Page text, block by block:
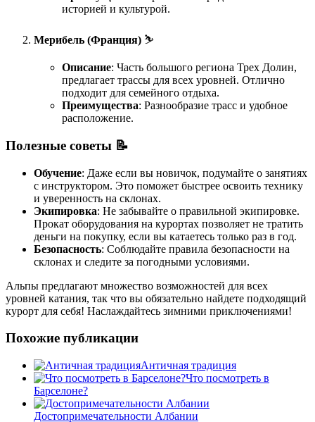
историей и культурой.
Мерибель (Франция) ⛷️
Описание: Часть большого региона Трех Долин,
предлагает трассы для всех уровней. Отлично
подходит для семейного отдыха.
Преимущества: Разнообразие трасс и удобное
расположение.
Полезные советы 📝
Обучение: Даже если вы новичок, подумайте о занятиях
с инструктором. Это поможет быстрее освоить технику
и уверенность на склонах.
Экипировка: Не забывайте о правильной экипировке.
Прокат оборудования на курортах позволяет не тратить
деньги на покупку, если вы катаетесь только раз в год.
Безопасность: Соблюдайте правила безопасности на
склонах и следите за погодными условиями.
Альпы предлагают множество возможностей для всех
уровней катания, так что вы обязательно найдете подходящий
курорт для себя! Наслаждайтесь зимними приключениями!
Похожие публикации
Античная традиция
Что посмотреть в
Барселоне?
Достопримечательности Албании